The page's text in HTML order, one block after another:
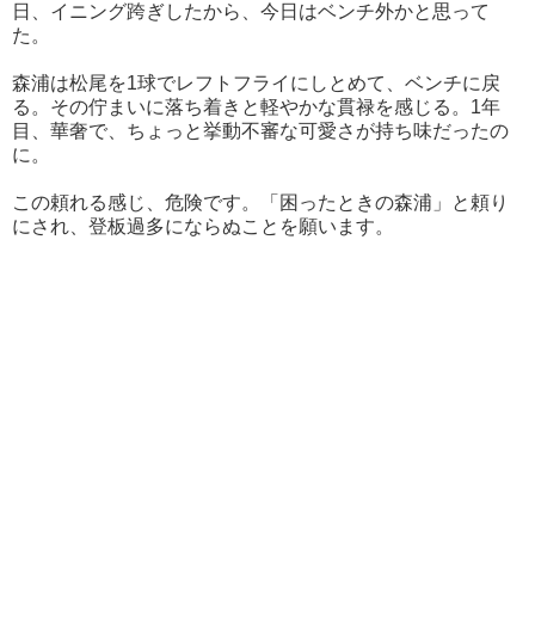
日、イニング跨ぎしたから、今日はベンチ外かと思って
た。
森浦は松尾を1球でレフトフライにしとめて、ベンチに戻
る。その佇まいに落ち着きと軽やかな貫禄を感じる。1年
目、華奢で、ちょっと挙動不審な可愛さが持ち味だったの
に。
この頼れる感じ、危険です。「困ったときの森浦」と頼り
にされ、登板過多にならぬことを願います。